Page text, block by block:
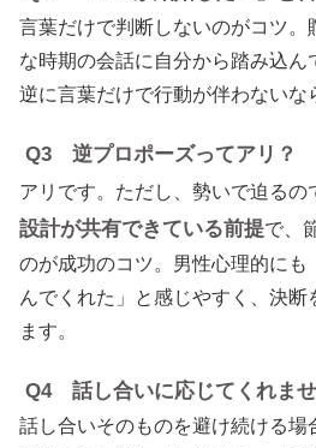
言葉だけで判断しないのがコツ。
な時期の会話に自分から踏み込ん
逆に言葉だけで行動が伴わないな
Q3 逆プロポーズってアリ？
アリです。ただし、勢いで迫るの
設計が共有できている前提で、
のが成功のコツ。男性心理的にも
んでくれた」と感じやすく、決断
ます。
Q4 話し合いに応じてくれま
話し合いそのものを避け続ける場